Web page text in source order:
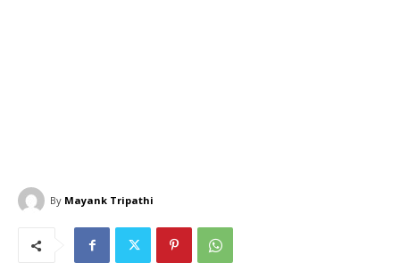
By Mayank Tripathi